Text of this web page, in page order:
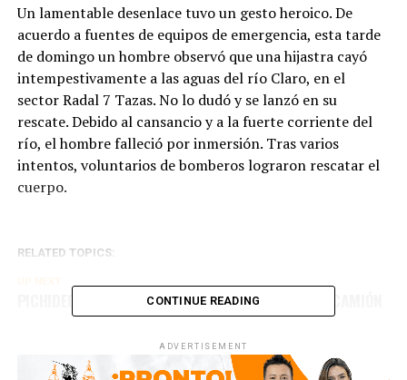
Un lamentable desenlace tuvo un gesto heroico. De
acuerdo a fuentes de equipos de emergencia, esta tarde
de domingo un hombre observó que una hijastra cayó
intempestivamente a las aguas del río Claro, en el
sector Radal 7 Tazas. No lo dudó y se lanzó en su
rescate. Debido al cansancio y a la fuerte corriente del
río, el hombre falleció por inmersión. Tras varios
intentos, voluntarios de bomberos lograron rescatar el
cuerpo.
RELATED TOPICS:
PICHIDEGUA: CICLISTA MUERE TRAS COLISIÓN DE CAMIÓN
GRANEROS INAUGURA TEMPORADA DE PISCINA CON
TALLER DE HIDROGIMNASIA PARA DUEÑAS DE CASA
CONTINUE READING
ADVERTISEMENT